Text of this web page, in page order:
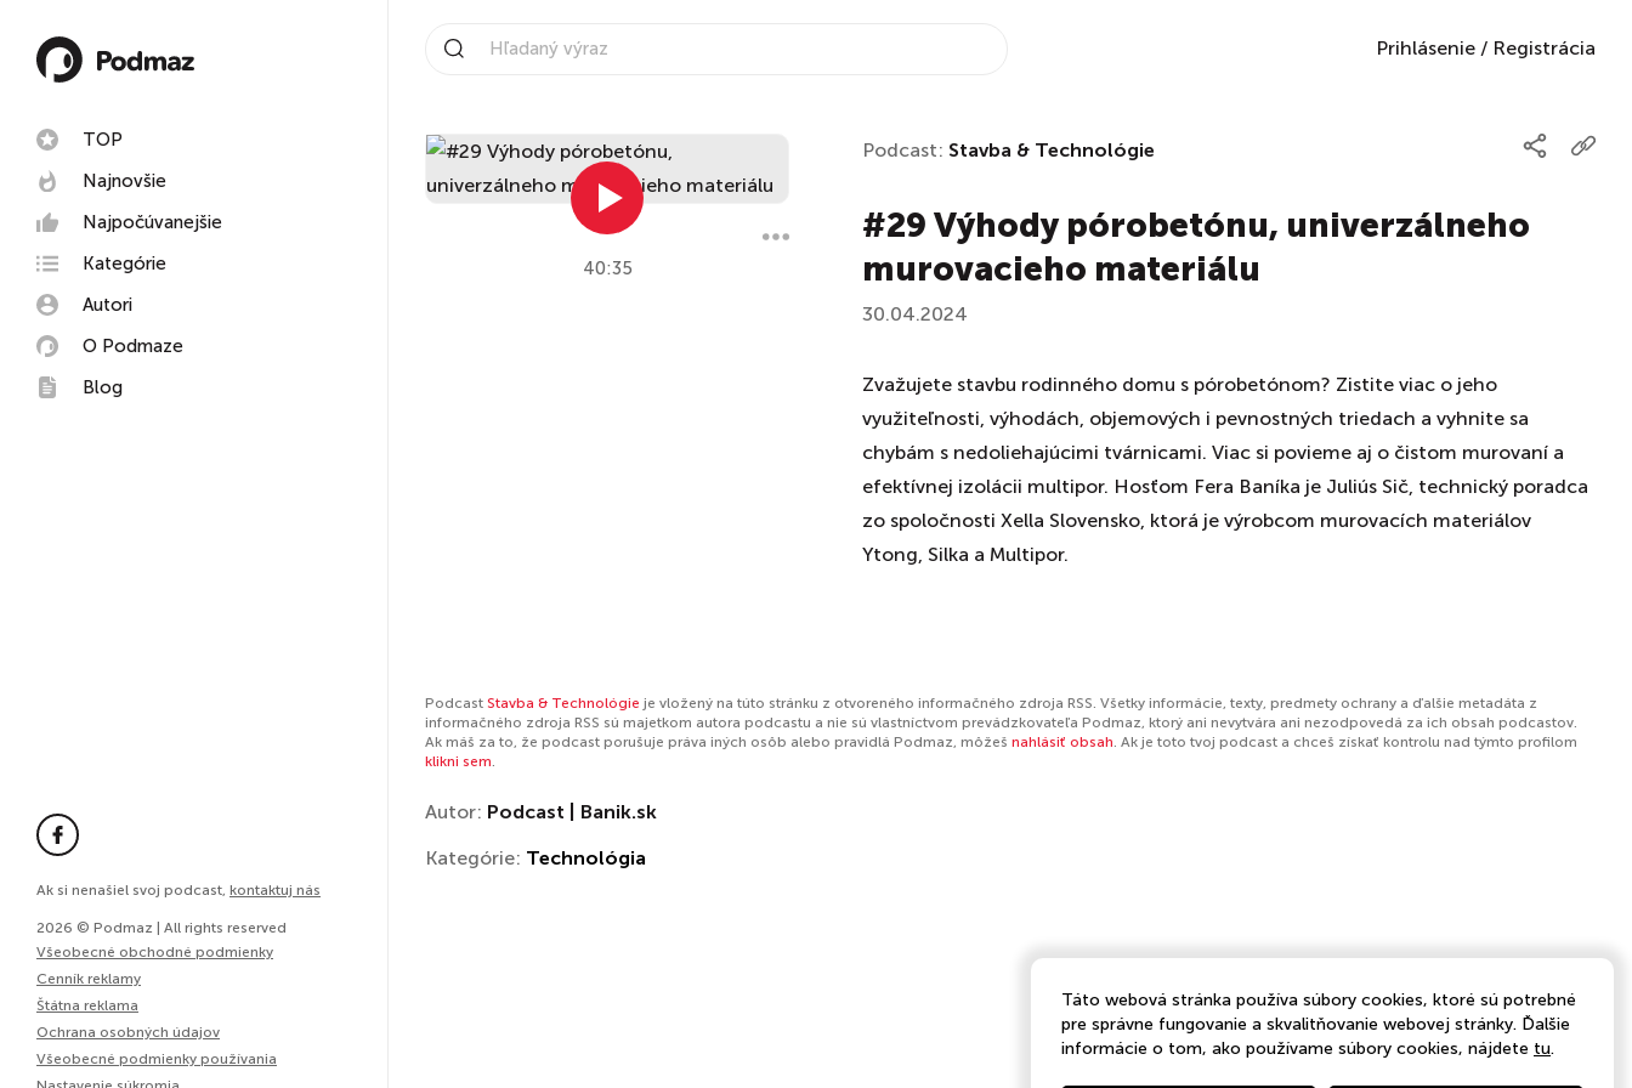
TOP
Najnovšie
Najpočúvanejšie
Kategórie
Autori
O Podmaze
Blog
Ak si nenašiel svoj podcast, kontaktuj nás
2026 © Podmaz | All rights reserved
Všeobecné obchodné podmienky
Cenník reklamy
Štátna reklama
Ochrana osobných údajov
Všeobecné podmienky používania
Prihlásenie / Registrácia
40:35
Podcast: Stavba & Technológie
#29 Výhody pórobetónu, univerzálneho
murovacieho materiálu
30.04.2024
Zvažujete stavbu rodinného domu s pórobetónom? Zistite viac o jeho
využiteľnosti, výhodách, objemových i pevnostných triedach a vyhnite sa
chybám s nedoliehajúcimi tvárnicami. Viac si povieme aj o čistom murovaní a
efektívnej izolácii multipor. Hosťom Fera Baníka je Juliús Sič, technický poradca
zo spoločnosti Xella Slovensko, ktorá je výrobcom murovacích materiálov
Ytong, Silka a Multipor.
Podcast Stavba & Technológie je vložený na túto stránku z otvoreného informačného zdroja RSS. Všetky informácie, texty, predmety ochrany a ďalšie metadáta z
informačného zdroja RSS sú majetkom autora podcastu a nie sú vlastníctvom prevádzkovateľa Podmaz, ktorý ani nevytvára ani nezodpovedá za ich obsah podcastov.
Ak máš za to, že podcast porušuje práva iných osôb alebo pravidlá Podmaz, môžeš nahlásiť obsah. Ak je toto tvoj podcast a chceš získať kontrolu nad týmto profilom
klikni sem.
Autor: Podcast | Banik.sk
Kategórie: Technológia
Táto webová stránka používa súbory cookies, ktoré sú potrebné
pre správne fungovanie a skvalitňovanie webovej stránky. Ďalšie
informácie o tom, ako používame súbory cookies, nájdete tu.